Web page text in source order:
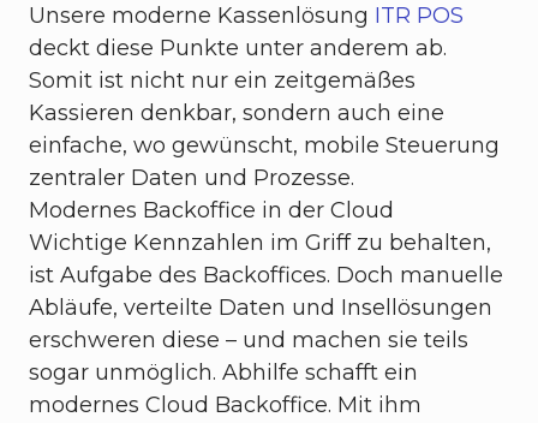
Unsere moderne Kassenlösung ITR POS
deckt diese Punkte unter anderem ab.
Somit ist nicht nur ein zeitgemäßes
Kassieren denkbar, sondern auch eine
einfache, wo gewünscht, mobile Steuerung
zentraler Daten und Prozesse.
Modernes Backoffice in der Cloud
Wichtige Kennzahlen im Griff zu behalten,
ist Aufgabe des Backoffices. Doch manuelle
Abläufe, verteilte Daten und Insellösungen
erschweren diese – und machen sie teils
sogar unmöglich. Abhilfe schafft ein
modernes Cloud Backoffice. Mit ihm